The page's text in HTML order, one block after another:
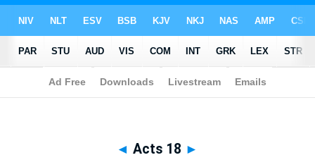
Biblia>Hungarian: Karoli > Acts 18
◄ Acts 18 ►